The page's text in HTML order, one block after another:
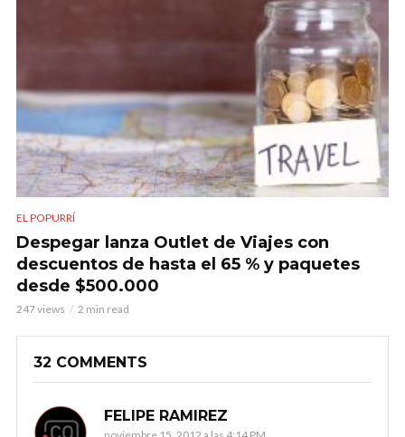
EL POPURRÍ
Despegar lanza Outlet de Viajes con
descuentos de hasta el 65 % y paquetes
desde $500.000
247 views 2 min read
32 COMMENTS
FELIPE RAMIREZ